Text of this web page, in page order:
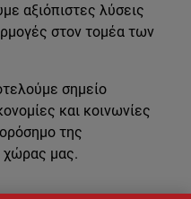
αξιόπιστες λύσεις
στον τομέα των
σημείο
και κοινωνίες
της
χώρας μας.